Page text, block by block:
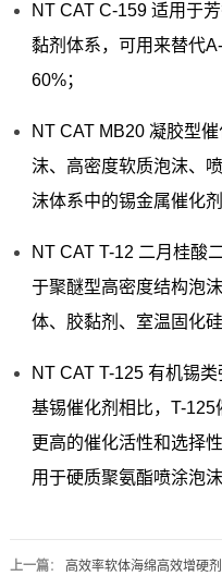
NT CAT C-159 适用于
黏剂体系，可用来替代
60%；
NT CAT MB20 凝胶型
沫、高密度软质泡沫、
沫体系中的锡金属催化
NT CAT T-12 二月桂酸
于聚醚型高密度结构泡
体、胶黏剂、室温固化硅
NT CAT T-125 有机锡
基锡催化剂相比，T-
更高的催化活性和选择
用于硬质聚氨酯喷涂泡
上一篇： 高效率软体海绵高效增硬